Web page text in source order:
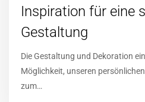
Inspiration für eine
Gestaltung
Die Gestaltung und Dekoration
Möglichkeit, unseren
zum…